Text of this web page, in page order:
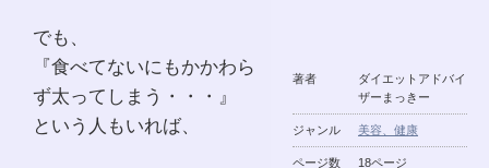
著者
ダイエットアドバイ
ザーまっきー
ジャンル 美容、健康
ページ数 18ページ
でも、
『食べてないにもかかわら
ず太ってしまう・・・』
という人もいれば、